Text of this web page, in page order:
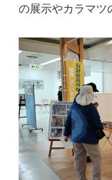
の展示やカラマツ